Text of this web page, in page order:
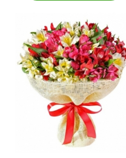
Упаковка джут, лента
атласная